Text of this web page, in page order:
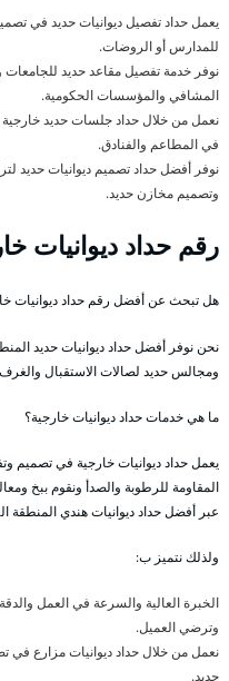
يعمل حداد تفصيل ديوانيات حديد في
للمدارس أو الروضات.
نوفر خدمة تفصيل مقاعد حديد للجامعات
المشافي والمؤسسات الحكومية.
نعمل من خلال حداد جلسات حديد
في المطاعم والفنادق.
نوفر أفضل حداد تصميم ديوانيات حديد
وتصميم مخازن حديد.
رقم حداد ديوانيات
هل تبحث عن أفضل رقم حداد ديوانيات
نحن نوفر أفضل حداد ديوانيات حديد
ومجالس حديد لصالات الاستقبال
ما هي خدمات حداد ديوانيات خارجية؟
يعمل حداد ديوانيات خارجية في تصميم
المقاومة للرطوبة والصدأ ونقوم ببخ
عبر أفضل حداد ديوانيات هندي المنطقة
ولذلك نتميز ب:
الخبرة العالية والسرعة في العمل
وترضي العميل.
نعمل من خلال حداد ديوانيات مزارع
حديد.